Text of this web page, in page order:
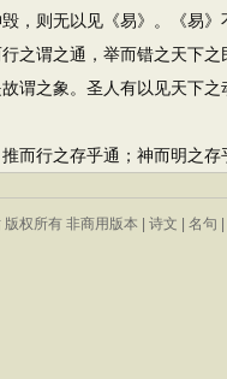
则无以见《易》。《易》
谓之通，举而错之天下之
之象。圣人有以见天下之
行之存乎通；神而明之存
权所有 非商用版本 | 诗文 名句